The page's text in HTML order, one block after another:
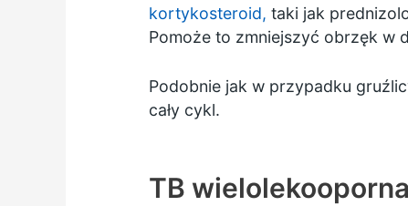
kortykosteroid, taki jak
Pomoże to zmniejszyć obrzęk w
Podobnie jak w przypadku
cały cykl.
TB wielolekooporna